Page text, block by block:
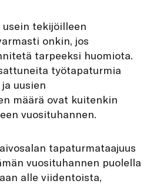
tekijöilleen
onkin, jos
tarpeeksi huomiota.
työtapaturmia
uusien
määrä ovat kuitenkin
vuosituhannen.
tapaturmataajuus
vuosituhannen puolella
alle viidentoista,